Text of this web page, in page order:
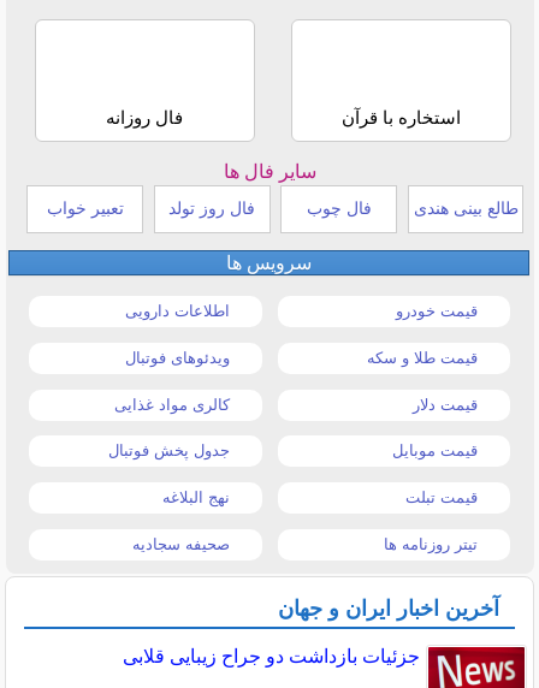
استخاره با قرآن فال روزانه
سایر فال ها
طالع بینی هندی فال چوب فال روز تولد تعبیر خواب
سرویس ها
قیمت خودرو اطلاعات دارویی
قیمت طلا و سکه ویدئوهای فوتبال
قیمت دلار کالری مواد غذایی
قیمت موبایل جدول پخش فوتبال
قیمت تبلت نهج البلاغه
تیتر روزنامه ها صحیفه سجادیه
آخرین اخبار ایران و جهان
جزئیات بازداشت دو جراح زیبایی قلابی